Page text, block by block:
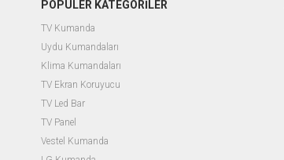
POPÜLER KATEGORİLER
TV Kumanda
Uydu Kumandaları
Klima Kumandaları
TV Ekran Koruyucu
TV Led Bar
TV Panel
Vestel Kumanda